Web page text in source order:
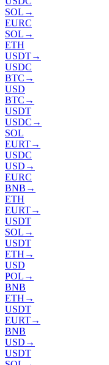
SOL →
EURC
SOL →
ETH
USDT→
USDC
BTC →
USD
BTC →
USDT
USDC →
SOL
EURT→
USDC
USD →
EURC
BNB →
ETH
EURT→
USDT
SOL →
USDT
ETH →
USD
POL →
BNB
ETH →
USDT
EURT→
BNB
USD →
USDT